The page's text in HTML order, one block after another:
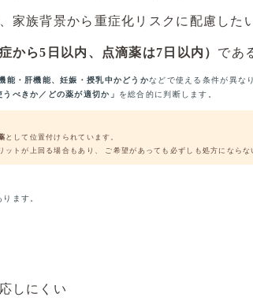
家族背景から重症化リスクに配慮した
から5日以内、点滴薬は7日以内） であ
能・肝機能、妊娠・授乳中かどうかなどで使える条件が異な
うべきか／どの薬が適切か」 を総合的に判断します。
として位置付けられています。
トが上回る場合もあり、 ご希望があっても必ずしも処方になら
ます。
しにくい